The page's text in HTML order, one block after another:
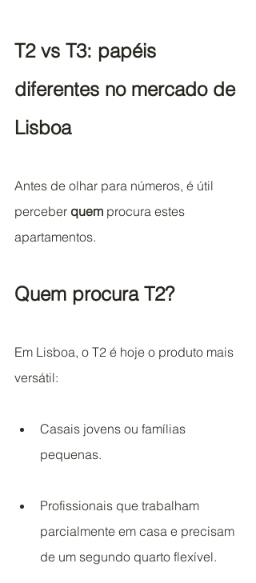
T2 vs T3: papéis
diferentes no mercado de
Lisboa
Antes de olhar para números, é útil
perceber quem procura estes
apartamentos.
Quem procura T2?
Em Lisboa, o T2 é hoje o produto mais
versátil:
Casais jovens ou famílias
pequenas.
Profissionais que trabalham
parcialmente em casa e precisam
de um segundo quarto flexível.